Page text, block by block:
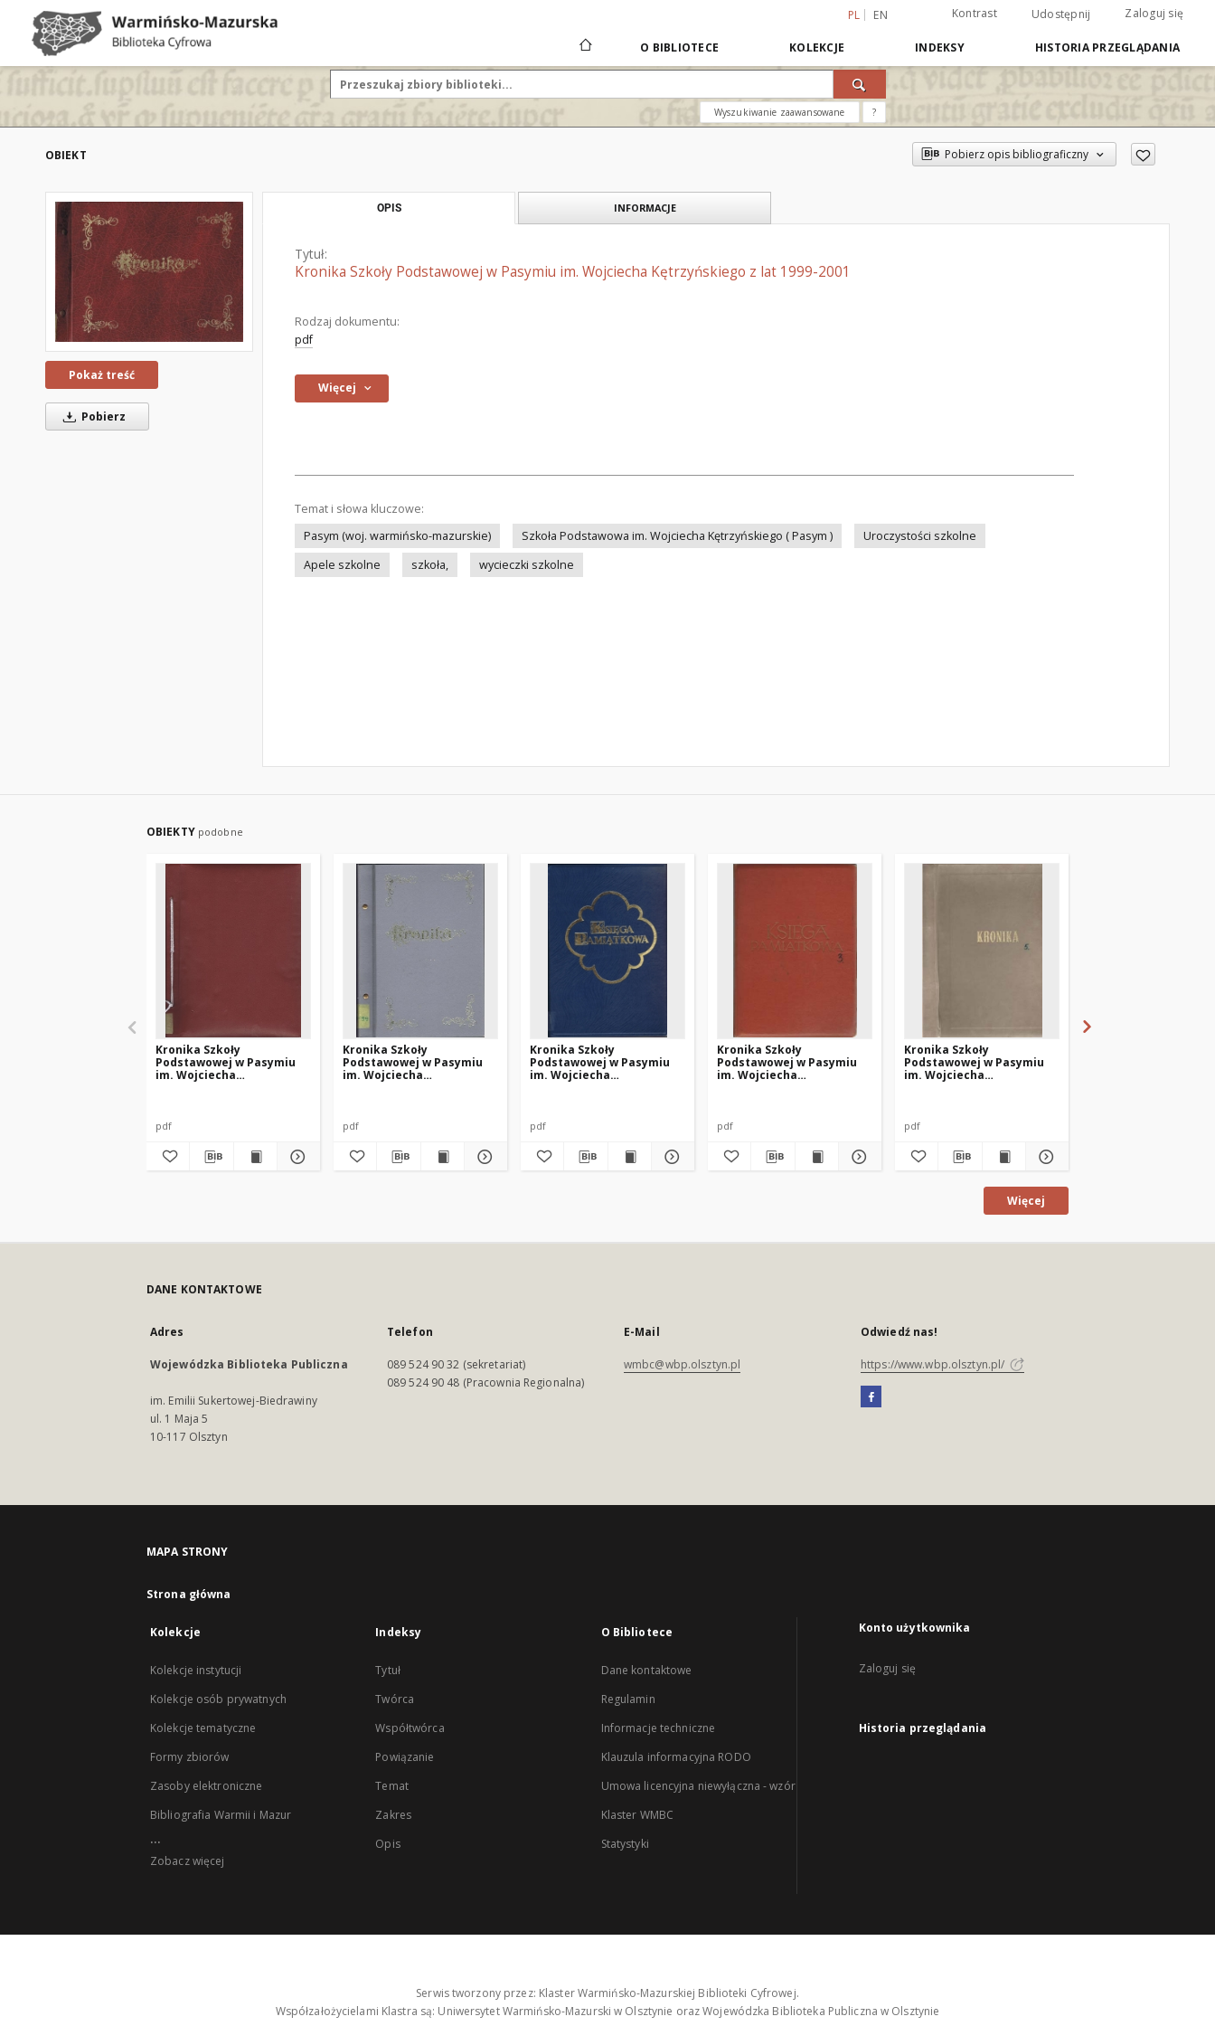
PL EN Kontrast Udostępnij Zaloguj się
O BIBLIOTECE KOLEKCJE INDEKSY HISTORIA PRZEGLĄDANIA
Wyszukiwanie zaawansowane ?
OBIEKT Pobierz opis bibliograficzny
Pokaż treść
Pobierz
OPIS INFORMACJE
Tytuł:
Kronika Szkoły Podstawowej w Pasymiu im. Wojciecha Kętrzyńskiego z lat 1999-2001
Rodzaj dokumentu:
pdf
Więcej
Temat i słowa kluczowe:
Pasym (woj. warmińsko-mazurskie)
Szkoła Podstawowa im. Wojciecha Kętrzyńskiego ( Pasym )
Uroczystości szkolne
Apele szkolne
szkoła, wycieczki szkolne
OBIEKTY podobne
Kronika Szkoły
Podstawowej w Pasymiu
im. Wojciecha
pdf
Kronika Szkoły
Podstawowej w Pasymiu
im. Wojciecha
pdf
Kronika Szkoły
Podstawowej w Pasymiu
im. Wojciecha
pdf
Kronika Szkoły
Podstawowej w Pasymiu
im. Wojciecha
pdf
Kronika Szkoły
Podstawowej w Pasymiu
im. Wojciecha
pdf
Więcej
DANE KONTAKTOWE
Adres
Wojewódzka Biblioteka Publiczna
im. Emilii Sukertowej-Biedrawiny
ul. 1 Maja 5
10-117 Olsztyn
Telefon
089 524 90 32 (sekretariat)
089 524 90 48 (Pracownia Regionalna)
E-Mail
wmbc@wbp.olsztyn.pl
Odwiedź nas!
https://www.wbp.olsztyn.pl/
MAPA STRONY
Strona główna
Kolekcje
Kolekcje instytucji
Kolekcje osób prywatnych
Kolekcje tematyczne
Formy zbiorów
Zasoby elektroniczne
Bibliografia Warmii i Mazur
...
Zobacz więcej
Indeksy
Tytuł
Twórca
Współtwórca
Powiązanie
Temat
Zakres
Opis
O Bibliotece
Dane kontaktowe
Regulamin
Informacje techniczne
Klauzula informacyjna RODO
Umowa licencyjna niewyłączna - wzór
Klaster WMBC
Statystyki
Konto użytkownika
Zaloguj się
Historia przeglądania
Serwis tworzony przez: Klaster Warmińsko-Mazurskiej Biblioteki Cyfrowej.
Współzałożycielami Klastra są: Uniwersytet Warmińsko-Mazurski w Olsztynie oraz Wojewódzka Biblioteka Publiczna w Olsztynie